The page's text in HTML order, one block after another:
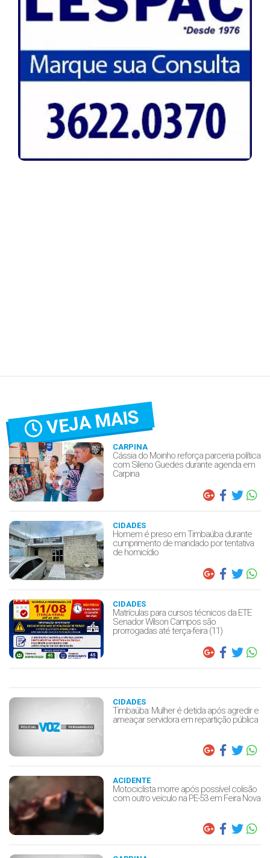
VEJA MAIS
CARPINA
Cássia do Moinho reforça parceria política
com Sileno Guedes durante agenda em
Carpina
CIDADES
Homem é preso em Timbaúba durante
cumprimento de mandado por tentativa
de homicídio
CIDADES
Matrículas para cursos técnicos da ETE
Senador Wilson Campos são
prorrogadas até terça-feira (11)
CIDADES
Timbaúba: Mulher é detida após agredir e
ameaçar servidora em repartição pública
ACIDENTE
Motociclista morre após possível colisão
com outro veículo na PE-53 em Feira Nova